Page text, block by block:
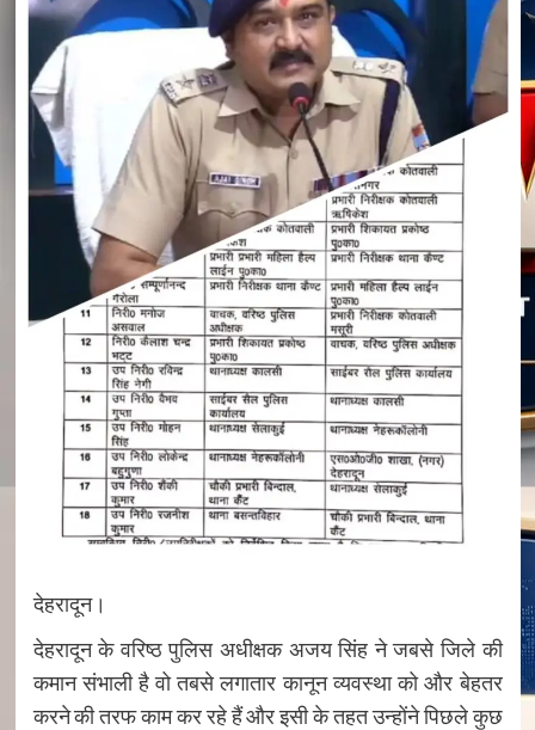
देहरादून।
देहरादून के वरिष्ठ पुलिस अधीक्षक अजय सिंह ने जबसे जिले की
कमान संभाली है वो तबसे लगातार कानून व्यवस्था को और बेहतर
करने की तरफ काम कर रहे हैं और इसी के तहत उन्होंने पिछले कुछ